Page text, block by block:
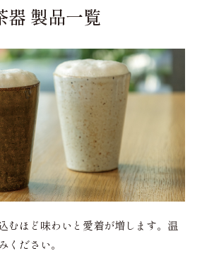
器 製品一覧
むほど味わいと愛着が増します。温
ください。